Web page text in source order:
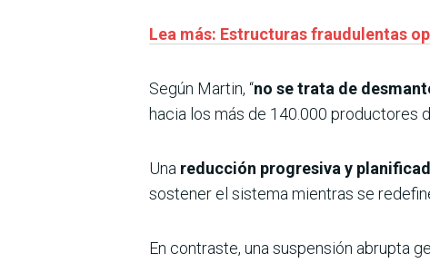
Lea más: Estructuras fraudulentas
Según Martin, “no se trata de
hacia los más de 140.000 productores
Una reducción progresiva y
sostener el sistema mientras se
En contraste, una suspensión abrupta